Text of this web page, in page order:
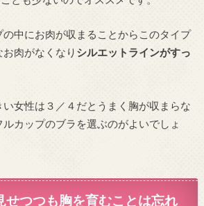
の中にお肉が収まることからこのタイプ
肉がなくなり シルエットラインがすっ
女性は３／４だとうまく胸が収まらな
カップのブラを選ぶのがよいでしょ
せつつも胸を育むことは忘れ